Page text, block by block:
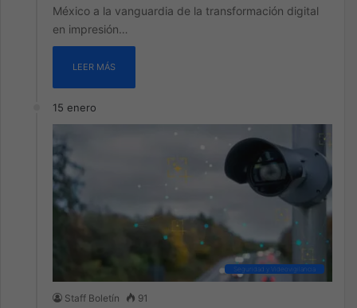
México a la vanguardia de la transformación digital
en impresión…
LEER MÁS
15 enero
Seguridad y Videovigilancia
Staff Boletín 91